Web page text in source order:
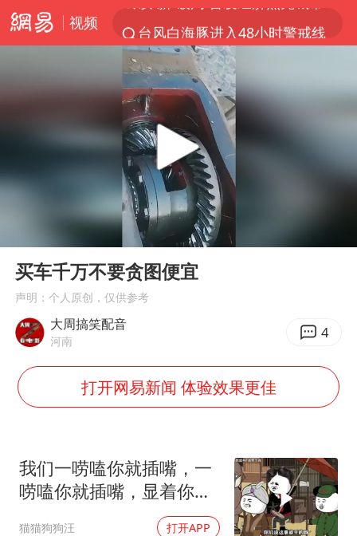
视频
台风白海豚进入48小时警戒线
台风白海豚影响中国已成定局
看守所辅警收受10万获刑1年
多地要求领导干部带头休假
U17国足1分钟轰2球
宇树科技发行价格150.80元/股
五粮液渠道价一箱上涨近百元
24小时不关空调 电费会更低吗
奋进开新局 实干挑大梁
Play
买车千万不要贪图便宜
声明：个人原创，仅供参考
大周搞笑配音
河南 4
打开网易新闻 体验效果更佳
我们一唠嗑你就插嘴，一
唠嗑你就插嘴，显着你
猫猫狗狗汪 打开APP